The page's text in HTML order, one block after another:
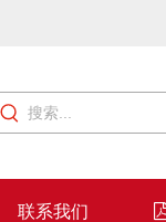
联系我们